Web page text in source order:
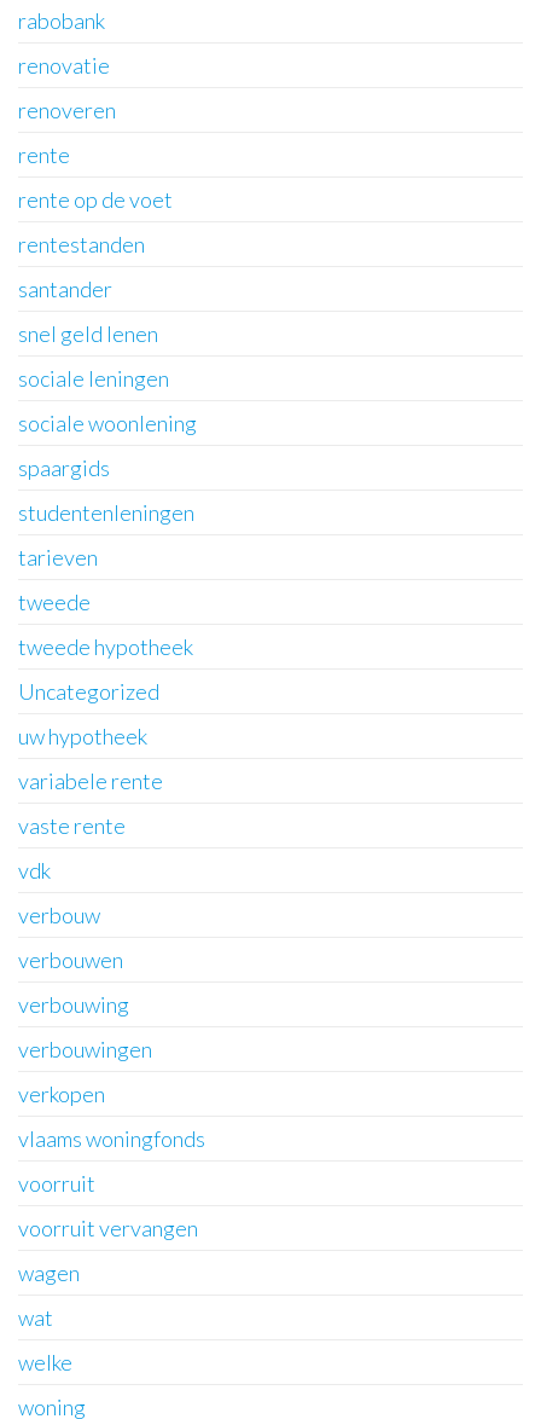
rabobank
renovatie
renoveren
rente
rente op de voet
rentestanden
santander
snel geld lenen
sociale leningen
sociale woonlening
spaargids
studentenleningen
tarieven
tweede
tweede hypotheek
Uncategorized
uw hypotheek
variabele rente
vaste rente
vdk
verbouw
verbouwen
verbouwing
verbouwingen
verkopen
vlaams woningfonds
voorruit
voorruit vervangen
wagen
wat
welke
woning